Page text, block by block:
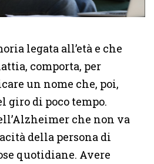
legata all’età e che
comporta, per
un nome che, poi,
giro di poco tempo.
che non va
della persona di
quotidiane. Avere